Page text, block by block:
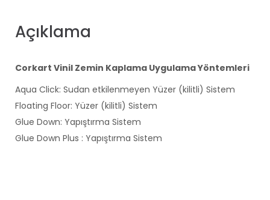
Açıklama
Corkart Vinil Zemin Kaplama Uygulama Yöntemleri
Aqua Click: Sudan etkilenmeyen Yüzer (kilitli) Sistem
Floating Floor: Yüzer (kilitli) Sistem
Glue Down: Yapıştırma Sistem
Glue Down Plus : Yapıştırma Sistem